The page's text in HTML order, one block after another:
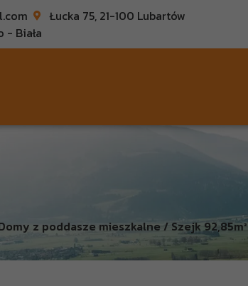
Łucka 75, 21-100 Lubartów
- Biała
z poddasze mieszkalne / Szejk 92,85m²